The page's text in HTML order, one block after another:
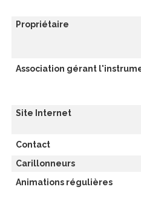
Propriétaire
Association gérant
Site Internet
Contact
Carillonneurs
Animations régulières